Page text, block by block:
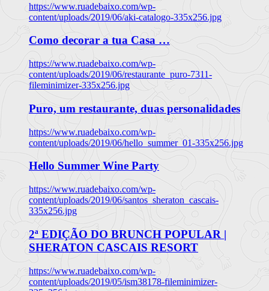
https://www.ruadebaixo.com/wp-
content/uploads/2019/06/aki-catalogo-335x256.jpg
Como decorar a tua Casa …
https://www.ruadebaixo.com/wp-
content/uploads/2019/06/restaurante_puro-7311-
fileminimizer-335x256.jpg
Puro, um restaurante, duas personalidades
https://www.ruadebaixo.com/wp-
content/uploads/2019/06/hello_summer_01-335x256.jpg
Hello Summer Wine Party
https://www.ruadebaixo.com/wp-
content/uploads/2019/06/santos_sheraton_cascais-
335x256.jpg
2ª EDIÇÃO DO BRUNCH POPULAR |
SHERATON CASCAIS RESORT
https://www.ruadebaixo.com/wp-
content/uploads/2019/05/ism38178-fileminimizer-